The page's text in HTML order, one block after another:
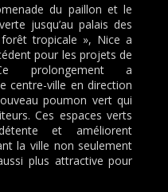
du paillon et le
jusqu’au palais des
tropicale », Nice a
pour les projets de
prolongement a
centre-ville en direction
poumon vert qui
Ces espaces verts
et améliorent
la ville non seulement
plus attractive pour